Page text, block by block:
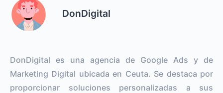
DonDigital
DonDigital es una agencia de Google Ads y de
Marketing Digital ubicada en Ceuta. Se destaca por
proporcionar soluciones personalizadas a sus